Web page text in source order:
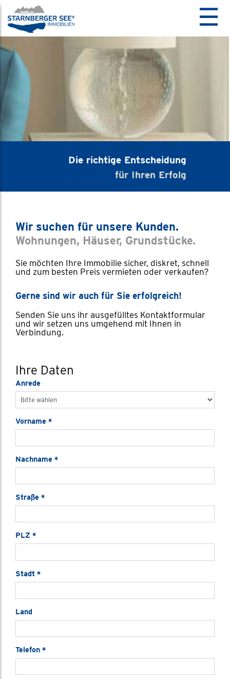
☰
Die richtige Entscheidung
für Ihren Erfolg
Wir suchen für unsere Kunden.
Wohnungen, Häuser, Grundstücke.
Sie möchten Ihre Immobilie sicher, diskret, schnell
und zum besten Preis vermieten oder verkaufen?
Gerne sind wir auch für Sie erfolgreich!
Senden Sie uns ihr ausgefülltes Kontaktformular
und wir setzen uns umgehend mit Ihnen in
Verbindung.
Ihre Daten
Anrede
Vorname *
Nachname *
Straße *
PLZ *
Stadt *
Land
Telefon *